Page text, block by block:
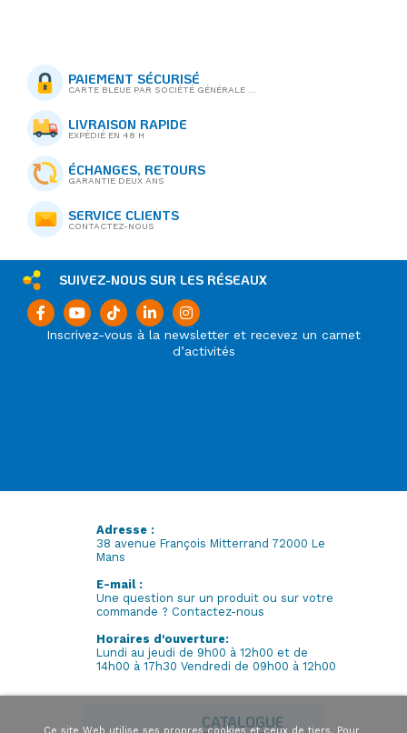
PAIEMENT SÉCURISÉ
CARTE BLEUE PAR SOCIÉTÉ GÉNÉRALE ...
LIVRAISON RAPIDE
EXPÉDIÉ EN 48 H
ÉCHANGES, RETOURS
GARANTIE DEUX ANS
SERVICE CLIENTS
CONTACTEZ-NOUS
Inscrivez-vous à la newsletter et recevez un carnet
d’activités
SUIVEZ-NOUS SUR LES RÉSEAUX
Adresse :
38 avenue François Mitterrand 72000 Le
Mans
E-mail :
Une question sur un produit ou sur votre
commande ? Contactez-nous
Horaires d'ouverture:
Lundi au jeudi de 9h00 à 12h00 et de
14h00 à 17h30 Vendredi de 09h00 à 12h00
CATALOGUE